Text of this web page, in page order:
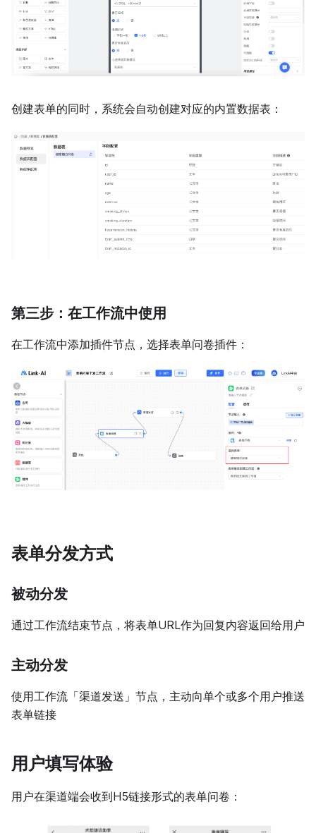
创建表单的同时，系统会自动创建对应的内置数据表：
第三步：在工作流中使用
在工作流中添加插件节点，选择表单问卷插件：
表单分发方式
被动分发
通过工作流结束节点，将表单URL作为回复内容返回给用户
主动分发
使用工作流「渠道发送」节点，主动向单个或多个用户推送
表单链接
用户填写体验
用户在渠道端会收到H5链接形式的表单问卷：